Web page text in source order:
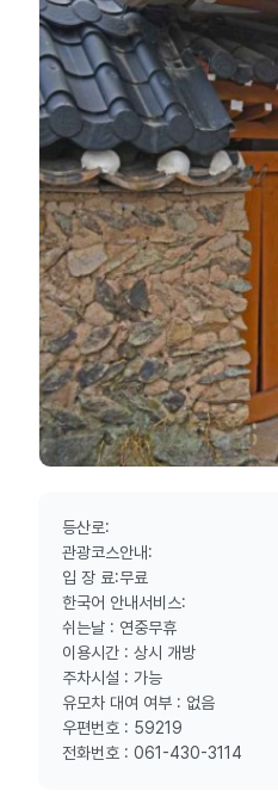
식물도감
등산로:
관광코스안내:
입 장 료:무료
한국어 안내서비스:
쉬는날 : 연중무휴
이용시간 : 상시 개방
주차시설 : 가능
유모차 대여 여부 : 없음
우편번호 : 59219
전화번호 : 061-430-3114